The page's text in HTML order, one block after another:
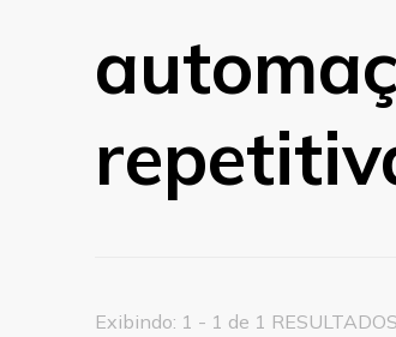
Exibindo: 1 - 1 de 1 RESULTADOS